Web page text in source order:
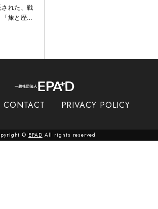
れた、戦
旅と歴
ーカメラ
神社を巡
人に会
足跡を辿っ
老人の戦後
CONTACT PRIVACY POLICY
© EPAD All rights reserved